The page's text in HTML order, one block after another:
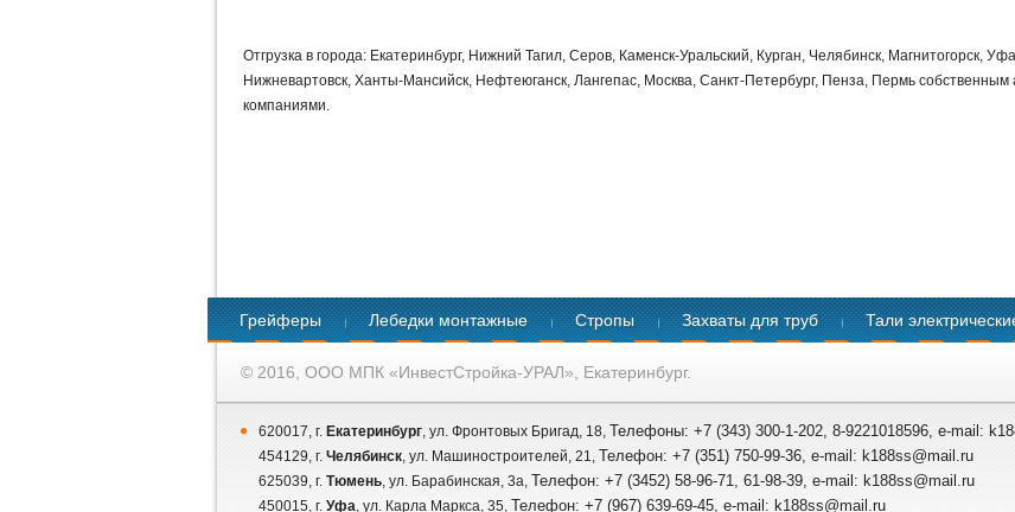
Отгрузка в города: Екатеринбург, Нижний Тагил, Серов, Каменск-Уральский, Курган, Челябинск, Магнитогорск,
Нижневартовск, Ханты-Мансийск, Нефтеюганск, Лангепас, Москва, Санкт-Петербург, Пенза, Пермь
компаниями.
Грейферы Лебедки монтажные Стропы Захваты для труб Тали
© 2016, ООО МПК «ИнвестСтройка-УРАЛ», Екатеринбург.
620017, г. Екатеринбург, ул. Фронтовых Бригад, 18, Телефоны: +7 (343) 300-1-202, 8-9221018596, e-mail:
454129, г. Челябинск, ул. Машиностроителей, 21, Телефон: +7 (351) 750-99-36, e-mail: k188ss@mail.ru
625039, г. Тюмень, ул. Барабинская, 3а, Телефон: +7 (3452) 58-96-71, 61-98-39, e-mail: k188ss@mail.ru
450015, г. Уфа, ул. Карла Маркса, 35, Телефон: +7 (967) 639-69-45, e-mail: k188ss@mail.ru